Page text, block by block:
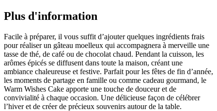
Plus d'information
Facile à préparer, il vous suffit d’ajouter quelques ingrédients frais
pour réaliser un gâteau moelleux qui accompagnera à merveille une
tasse de thé, de café ou de chocolat chaud. Pendant la cuisson, les
arômes épicés se diffusent dans toute la maison, créant une
ambiance chaleureuse et festive. Parfait pour les fêtes de fin d’année,
les moments de partage en famille ou comme cadeau gourmand, le
Warm Wishes Cake apporte une touche de douceur et de
convivialité à chaque occasion. Une délicieuse façon de célébrer
l’hiver et de créer de précieux souvenirs autour de la table.